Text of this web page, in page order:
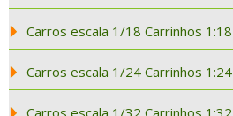
Carros escala 1/18 Carrinhos 1:18
Carros escala 1/24 Carrinhos 1:24
Carros escala 1/32 Carrinhos 1:32